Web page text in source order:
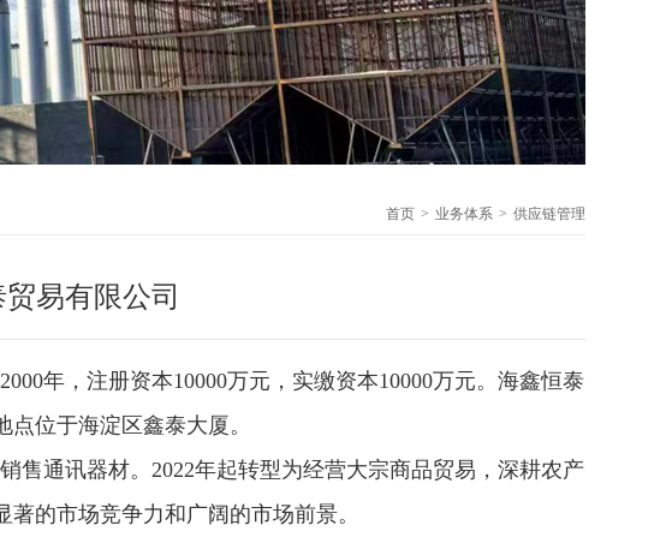
首页 业务体系 供应链管理
易有限公司
2000年，注册资本10000万元，实缴资本10000万元。海鑫恒泰
位于海淀区鑫泰大厦。
售通讯器材。 2022年起转型为经营大宗商品贸易，深耕农产
的市场竞争力和广阔的市场前景。